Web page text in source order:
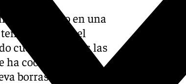
participado en una
lugar en el
cuenta de todas las
coordinado el
borrasca.